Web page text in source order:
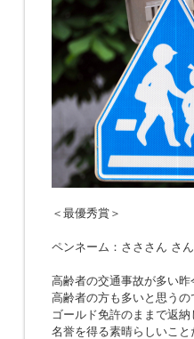
＜最優秀賞＞
ペンネーム：さささん
高齢者の交通事故が多い
高齢者の方も多いと思う
ゴールド免許のままで返
名誉を得る素晴らしいこと